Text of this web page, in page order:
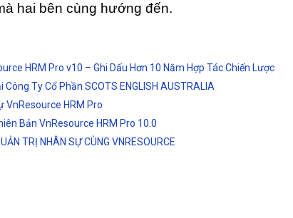
hai bên cùng hướng đến.
HRM Pro v10 – Ghi Dấu Hơn 10 Năm Hợp Tác Chiến Lược
Ty Cổ Phần SCOTS ENGLISH AUSTRALIA
VnResource HRM Pro
Bản VnResource HRM Pro 10.0
TRỊ NHÂN SỰ CÙNG VNRESOURCE